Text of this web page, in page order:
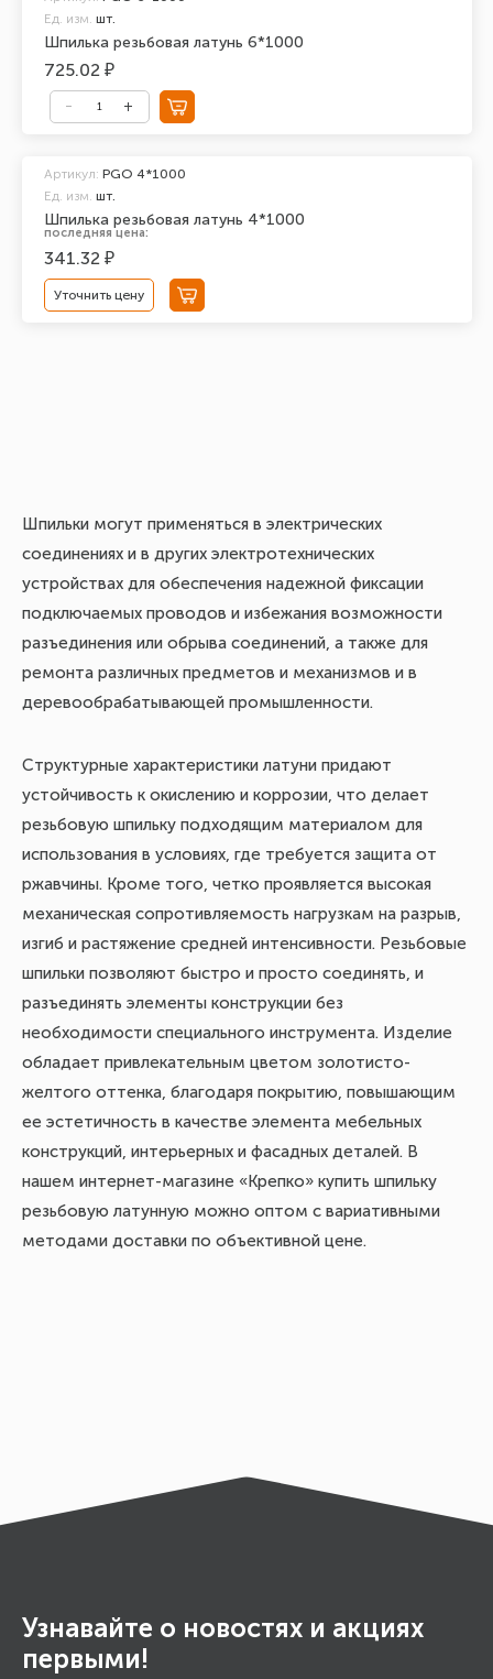
Шпилька резьбовая латунь 6*1000
Ед. изм. шт.
725.02 ₽
Шпилька резьбовая латунь 4*1000
Артикул: PGO 4*1000
Ед. изм. шт.
последняя цена:
341.32 ₽
Уточнить цену
Шпильки могут применяться в электрических
соединениях и в других электротехнических
устройствах для обеспечения надежной фиксации
подключаемых проводов и избежания возможности
разъединения или обрыва соединений, а также для
ремонта различных предметов и механизмов и в
деревообрабатывающей промышленности.
Структурные характеристики латуни придают
устойчивость к окислению и коррозии, что делает
резьбовую шпильку подходящим материалом для
использования в условиях, где требуется защита от
ржавчины. Кроме того, четко проявляется высокая
механическая сопротивляемость нагрузкам на разрыв,
изгиб и растяжение средней интенсивности. Резьбовые
шпильки позволяют быстро и просто соединять, и
разъединять элементы конструкции без
необходимости специального инструмента. Изделие
обладает привлекательным цветом золотисто-
желтого оттенка, благодаря покрытию, повышающим
ее эстетичность в качестве элемента мебельных
конструкций, интерьерных и фасадных деталей. В
нашем интернет-магазине «Крепко» купить шпильку
резьбовую латунную можно оптом с вариативными
методами доставки по объективной цене.
Узнавайте о новостях и акциях
первыми!